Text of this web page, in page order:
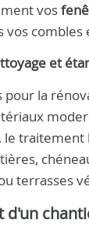
vos
vos combles
et
pour la
le
terrasses
d'un